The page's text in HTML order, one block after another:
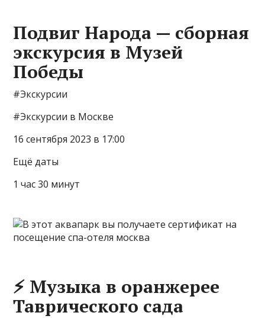
Подвиг Народа — сборная
экскурсия в Музей
Победы
#Экскурсии
#Экскурсии в Москве
16 сентября 2023 в 17:00
Ещё даты
1 час 30 минут
⚡ Музыка в оранжерее
Таврического сада